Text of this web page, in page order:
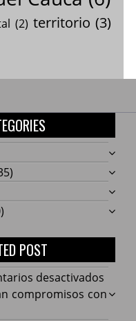
(2) territorio (3)
POST
desactivados
compromisos con